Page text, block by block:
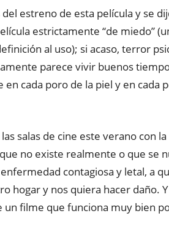
estreno de esta película y se
estrictamente “de miedo”
al uso); si acaso, terror
parece vivir buenos
cada poro de la piel y en cada
salas de cine este verano con la
no existe realmente o que se
contagiosa y letal, a
hogar y nos quiera hacer daño.
un filme que funciona muy bien